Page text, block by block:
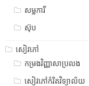
សម្លការី
ស៊ុប
សៀវភៅ
កម្រងវិញ្ញាសាប្រលង
សៀវភៅកំរិតវិទ្យាល័យ